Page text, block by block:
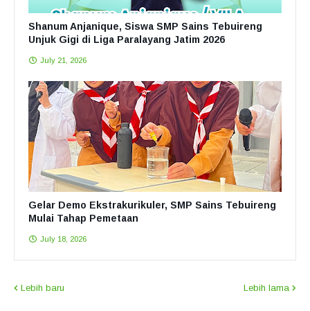
Shanum Anjanique, Siswa SMP Sains Tebuireng
Unjuk Gigi di Liga Paralayang Jatim 2026
July 21, 2026
Gelar Demo Ekstrakurikuler, SMP Sains Tebuireng
Mulai Tahap Pemetaan
July 18, 2026
Lebih baru Lebih lama